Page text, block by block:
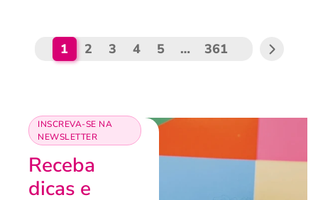
1 2 3 4 5 … 361
INSCREVA-SE NA
NEWSLETTER
Receba
dicas e